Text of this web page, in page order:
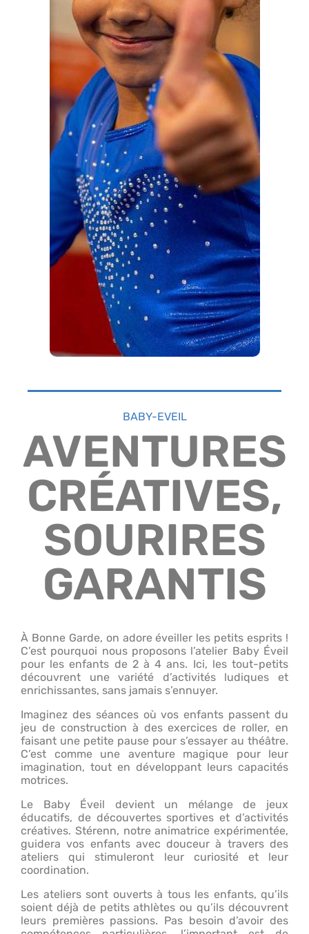
BABY-EVEIL
AVENTURES
CRÉATIVES,
SOURIRES
GARANTIS
À Bonne Garde, on adore éveiller les petits esprits !
C’est pourquoi nous proposons l’atelier Baby Éveil
pour les enfants de 2 à 4 ans. Ici, les tout-petits
découvrent une variété d’activités ludiques et
enrichissantes, sans jamais s’ennuyer.
Imaginez des séances où vos enfants passent du
jeu de construction à des exercices de roller, en
faisant une petite pause pour s’essayer au théâtre.
C’est comme une aventure magique pour leur
imagination, tout en développant leurs capacités
motrices.
Le Baby Éveil devient un mélange de jeux
éducatifs, de découvertes sportives et d’activités
créatives. Stérenn, notre animatrice expérimentée,
guidera vos enfants avec douceur à travers des
ateliers qui stimuleront leur curiosité et leur
coordination.
Les ateliers sont ouverts à tous les enfants, qu’ils
soient déjà de petits athlètes ou qu’ils découvrent
leurs premières passions. Pas besoin d’avoir des